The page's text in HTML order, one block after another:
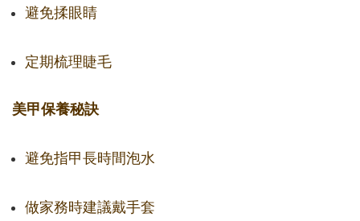
避免揉眼睛
定期梳理睫毛
美甲保養秘訣
避免指甲長時間泡水
做家務時建議戴手套